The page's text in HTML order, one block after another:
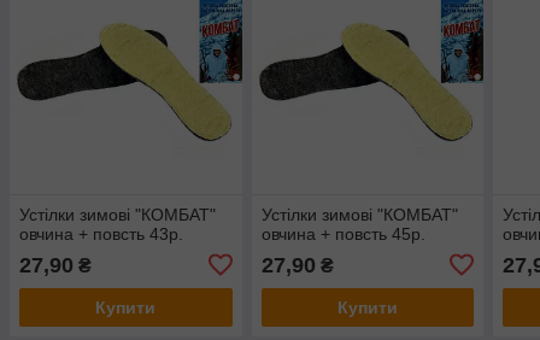
Устілки зимові "КОМБАТ"
овчина + повсть 43р.
27,90 ₴
Купити
Устілки зимові "КОМБАТ"
овчина + повсть 45р.
27,90 ₴
Купити